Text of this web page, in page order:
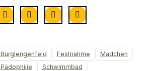
Burglengenfeld Festnahme
Mädchen
Pädophilie
Schwimmbad